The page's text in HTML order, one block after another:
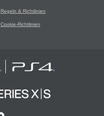
Regeln & Richtlinien
Cookie-Richtlinien